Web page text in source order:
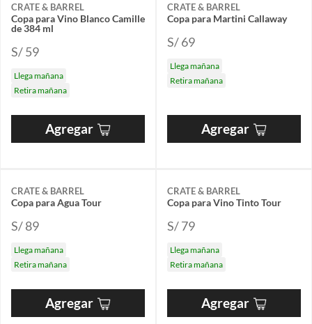
CRATE & BARREL
Copa para Vino Blanco Camille
de 384 ml
S/ 59
Llega mañana
Retira mañana
Agregar
CRATE & BARREL
Copa para Martini Callaway
S/ 69
Llega mañana
Retira mañana
Agregar
CRATE & BARREL
Copa para Agua Tour
S/ 89
Llega mañana
Retira mañana
Agregar
CRATE & BARREL
Copa para Vino Tinto Tour
S/ 79
Llega mañana
Retira mañana
Agregar